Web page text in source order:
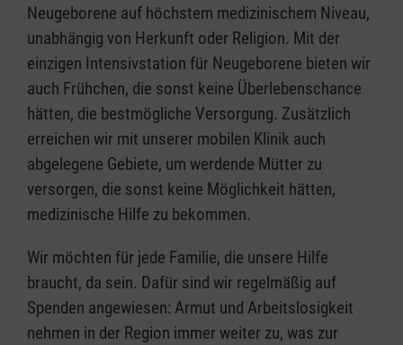
Neugeborene auf höchstem medizinischem Niveau,
unabhängig von Herkunft oder Religion. Mit der
einzigen Intensivstation für Neugeborene bieten wir
auch Frühchen, die sonst keine Überlebenschance
hätten, die bestmögliche Versorgung. Zusätzlich
erreichen wir mit unserer mobilen Klinik auch
abgelegene Gebiete, um werdende Mütter zu
versorgen, die sonst keine Möglichkeit hätten,
medizinische Hilfe zu bekommen.
Wir möchten für jede Familie, die unsere Hilfe
braucht, da sein. Dafür sind wir regelmäßig auf
Spenden angewiesen: Armut und Arbeitslosigkeit
nehmen in der Region immer weiter zu, was zur